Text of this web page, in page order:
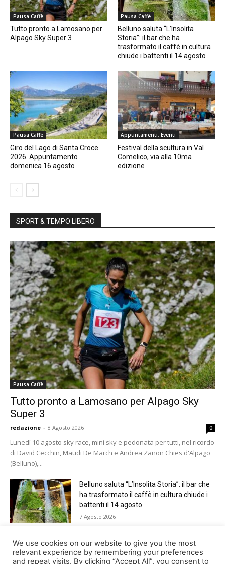
Pausa Caffè
Tutto pronto a Lamosano per
Alpago Sky Super 3
Pausa Caffè
Belluno saluta “L’Insolita
Storia”: il bar che ha
trasformato il caffè in cultura
chiude i battenti il 14 agosto
Pausa Caffè
Giro del Lago di Santa Croce
2026. Appuntamento
domenica 16 agosto
Appuntamenti, Eventi
Festival della scultura in Val
Comelico, via alla 10ma
edizione
SPORT & TEMPO LIBERO
Pausa Caffè
Tutto pronto a Lamosano per Alpago Sky
Super 3
redazione - 8 Agosto 2026 0
Lunedì 10 agosto sky race, mini sky e pedonata per tutti, nel ricordo
di David Cecchin, Maudi De March e Andrea Zanon Chies d'Alpago
(Belluno),...
Belluno saluta “L’Insolita Storia”: il bar che
ha trasformato il caffè in cultura chiude i
battenti il 14 agosto
7 Agosto 2026
Giro del Lago di Santa Croce 2026.
Appuntamento domenica 16 agosto
We use cookies on our website to give you the most
relevant experience by remembering your preferences
and repeat visits. By clicking “Accept All”, you consent to